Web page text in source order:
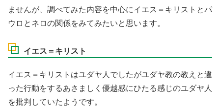
ませんが、調べてみた内容を中心にイエス＝キリストとパ
ウロとネロの関係をみてみたいと思います。
イエス＝キリスト
イエス＝キリストはユダヤ人でしたがユダヤ教の教えと違
った行動をするあさましく優越感にひたる感じのユダヤ人
を批判していたようです。